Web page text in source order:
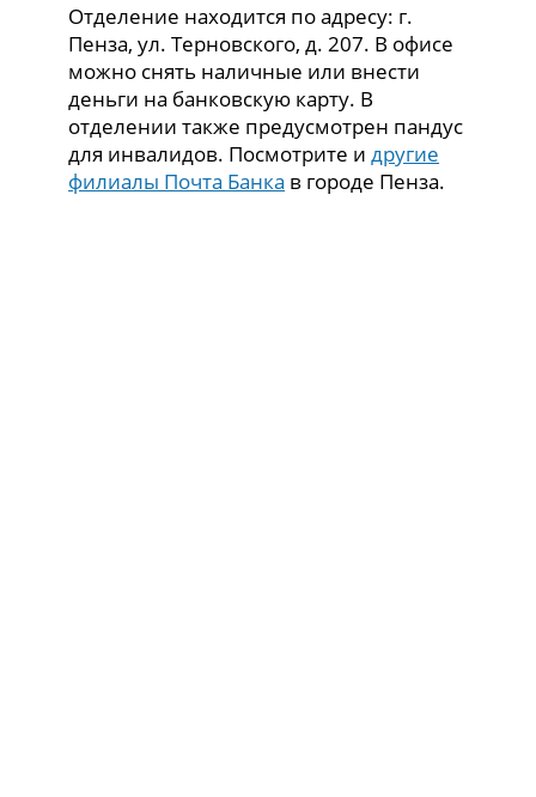
Отделение находится по адресу: г.
Пенза, ул. Терновского, д. 207. В офисе
можно снять наличные или внести
деньги на банковскую карту. В
отделении также предусмотрен пандус
для инвалидов. Посмотрите идругие
филиалы Почта Банка в городе Пенза.